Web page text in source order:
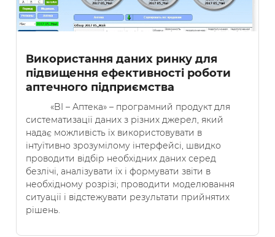
Використання даних ринку для
підвищення ефективності роботи
аптечного підприємства
«BI – Аптека» – програмний продукт для
систематизації даних з різних джерел, який
надає можливість їх використовувати в
інтуїтивно зрозумілому інтерфейсі, швидко
проводити відбір необхідних даних серед
безлічі, аналізувати їх і формувати звіти в
необхідному розрізі; проводити моделювання
ситуації і відстежувати результати прийнятих
рішень.